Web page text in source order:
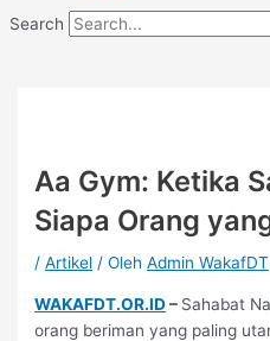
Search
Aa Gym: Ketika
Siapa Orang
/Artikel / OlehAdmin WakafDT
WAKAFDT.OR.ID– Sahabat
orang beriman yang paling